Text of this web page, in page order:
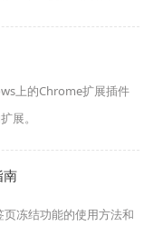
上的Chrome扩展插件
展。
南
冻结功能的使用方法和